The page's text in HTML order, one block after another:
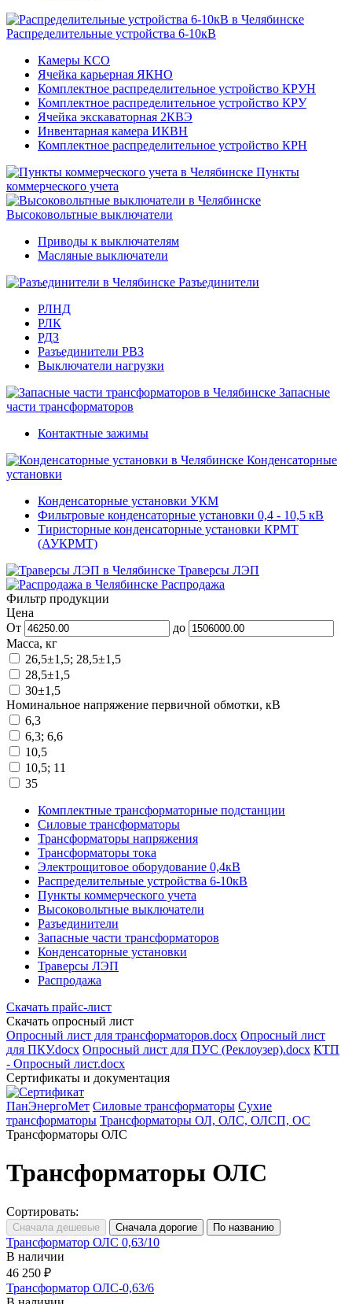
Распределительные устройства 6-10кВ
Камеры КСО
Ячейка карьерная ЯКНО
Комплектное распределительное устройство КРУН
Комплектное распределительное устройство КРУ
Ячейка экскаваторная 2КВЭ
Инвентарная камера ИКВН
Комплектное распределительное устройство КРН
Пункты
коммерческого учета
Высоковольтные выключатели
Приводы к выключателям
Масляные выключатели
Разъединители
РЛНД
РЛК
РДЗ
Разъединители РВЗ
Выключатели нагрузки
Запасные
части трансформаторов
Контактные зажимы
Конденсаторные
установки
Конденсаторные установки УКМ
Фильтровые конденсаторные установки 0,4 - 10,5 кВ
Тиристорные конденсаторные установки КРМТ
(АУКРМТ)
Траверсы ЛЭП
Распродажа
Фильтр продукции
Цена
От
до
Масса, кг
26,5±1,5; 28,5±1,5
28,5±1,5
30±1,5
Номинальное напряжение первичной обмотки, кВ
6,3
6,3; 6,6
10,5
10,5; 11
35
Комплектные трансформаторные подстанции
Силовые трансформаторы
Трансформаторы напряжения
Трансформаторы тока
Электрощитовое оборудование 0,4кВ
Распределительные устройства 6-10кВ
Пункты коммерческого учета
Высоковольтные выключатели
Разъединители
Запасные части трансформаторов
Конденсаторные установки
Траверсы ЛЭП
Распродажа
Скачать прайс-лист
Скачать опросный лист
Опросный лист для трансформаторов.docx Опросный лист
для ПКУ.docx Опросный лист для ПУС (Реклоузер).docx КТП
- Опросный лист.docx
Сертификаты и документация
ПанЭнергоМет Силовые трансформаторы Сухие
трансформаторы Трансформаторы ОЛ, ОЛС, ОЛСП, ОС
Трансформаторы ОЛС
Трансформаторы ОЛС
Сортировать:
Трансформатор ОЛС 0,63/10
В наличии
46 250 ₽
Трансформатор ОЛС-0,63/6